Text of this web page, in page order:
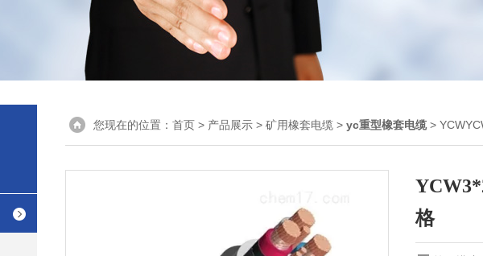
您现在的位置： 首页 > 产品展示 > 矿用橡套电缆 > yc重型橡套电缆>
格